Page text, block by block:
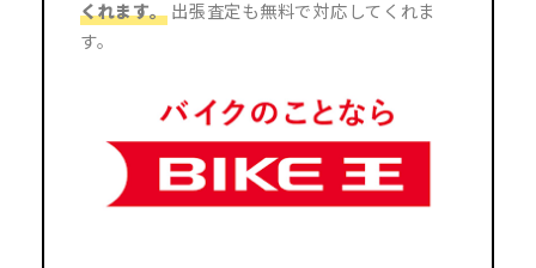
くれます。出張査定も無料で対応してくれま
す。